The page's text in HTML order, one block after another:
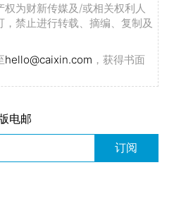
为财新传媒及/或相关权利人
禁止进行转载、摘编、复制及
hello@caixin.com ，获得书面
电邮
订阅